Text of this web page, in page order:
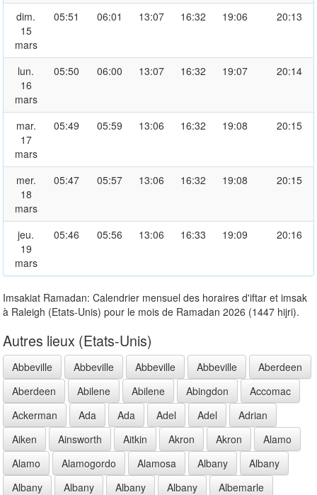
dim.
15
mars
05:51 06:01 13:07 16:32 19:06 20:13
lun.
16
mars
05:50 06:00 13:07 16:32 19:07 20:14
mar.
17
mars
05:49 05:59 13:06 16:32 19:08 20:15
mer.
18
mars
05:47 05:57 13:06 16:32 19:08 20:15
jeu.
19
mars
05:46 05:56 13:06 16:33 19:09 20:16
Imsakiat Ramadan: Calendrier mensuel des horaires d'iftar et imsak
à Raleigh (Etats-Unis) pour le mois de Ramadan 2026 (1447 hijri).
Autres lieux (Etats-Unis)
Abbeville Abbeville Abbeville Abbeville
Aberdeen
Aberdeen
Abilene Abilene Abingdon
Accomac
Ackerman
Ada Ada Adel Adel
Adrian
Aiken
Ainsworth Aitkin Akron Akron
Alamo
Alamo
Alamogordo Alamosa Albany
Albany
Albany
Albany Albany Albany
Albemarle